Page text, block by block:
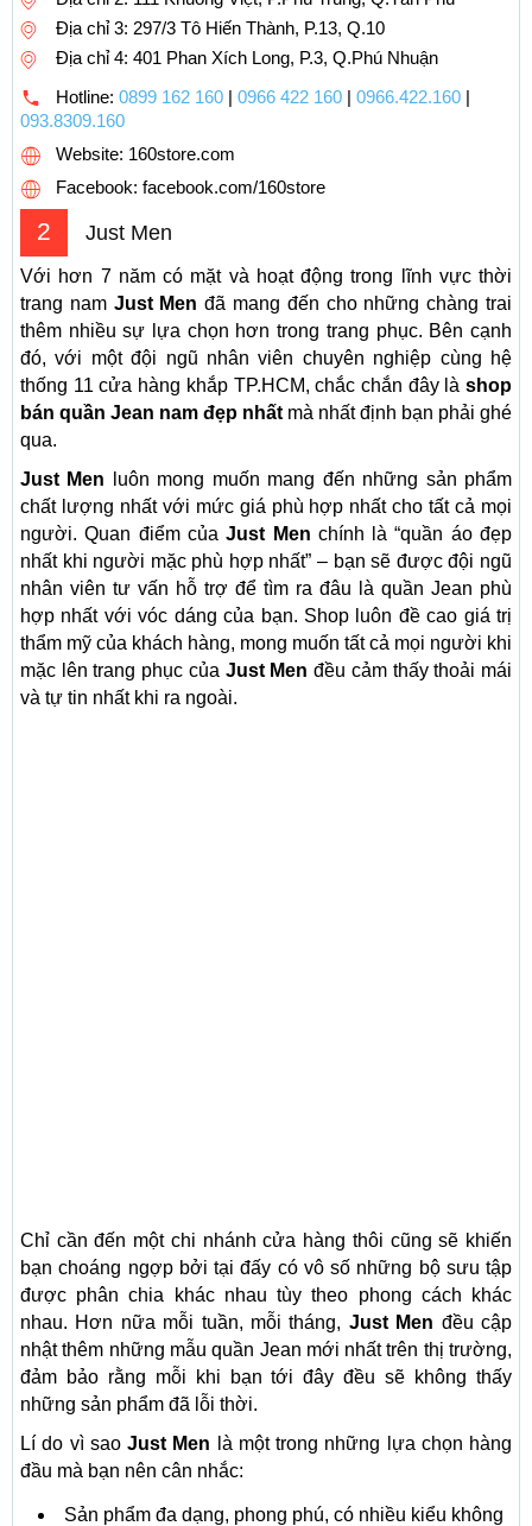
Địa chỉ 3: 297/3 Tô Hiến Thành, P.13, Q.10
Địa chỉ 4: 401 Phan Xích Long, P.3, Q.Phú Nhuận
Hotline: 0899 162 160 | 0966 422 160 | 0966.422.160 |
093.8309.160
Website: 160store.com
Facebook: facebook.com/160store
2 Just Men
Với hơn 7 năm có mặt và hoạt động trong lĩnh vực thời
trang nam Just Men đã mang đến cho những chàng trai
thêm nhiều sự lựa chọn hơn trong trang phục. Bên cạnh
đó, với một đội ngũ nhân viên chuyên nghiệp cùng hệ
thống 11 cửa hàng khắp TP.HCM, chắc chắn đây là shop
bán quần Jean nam đẹp nhất mà nhất định bạn phải ghé
qua.
Just Men luôn mong muốn mang đến những sản phẩm
chất lượng nhất với mức giá phù hợp nhất cho tất cả mọi
người. Quan điểm củaJust Men chính là “quần áo đẹp
nhất khi người mặc phù hợp nhất” – bạn sẽ được đội ngũ
nhân viên tư vấn hỗ trợ để tìm ra đâu là quần Jean phù
hợp nhất với vóc dáng của bạn. Shop luôn đề cao giá trị
thẩm mỹ của khách hàng, mong muốn tất cả mọi người khi
mặc lên trang phục của Just Men đều cảm thấy thoải mái
và tự tin nhất khi ra ngoài.
Chỉ cần đến một chi nhánh cửa hàng thôi cũng sẽ khiến
bạn choáng ngợp bởi tại đấy có vô số những bộ sưu tập
được phân chia khác nhau tùy theo phong cách khác
nhau. Hơn nữa mỗi tuần, mỗi tháng, Just Men đều cập
nhật thêm những mẫu quần Jean mới nhất trên thị trường,
đảm bảo rằng mỗi khi bạn tới đây đều sẽ không thấy
những sản phẩm đã lỗi thời.
Lí do vì sao Just Men là một trong những lựa chọn hàng
đầu mà bạn nên cân nhắc:
Sản phẩm đa dạng, phong phú, có nhiều kiểu không